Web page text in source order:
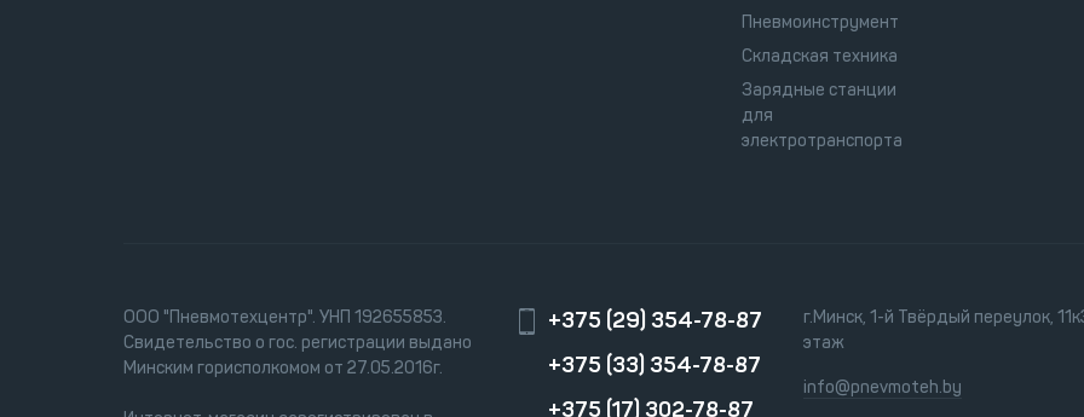
Пневмоинструмент
Складская техника
Зарядные станции
для
электротранспорта
ООО "Пневмотехцентр". УНП 192655853.
Свидетельство о гос. регистрации выдано
Минским горисполкомом от 27.05.2016г.
+375 (29) 354-78-87
+375 (33) 354-78-87
+375 (17) 302-78-87
г.Минск, 1-й Твёрдый переулок,
этаж
info@pnevmoteh.by